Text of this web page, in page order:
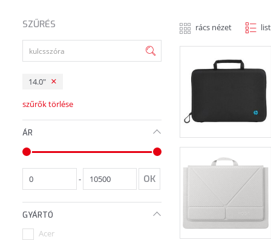
SZŰRÉS
14.0"
szűrők törlése
ÁR
-
GYÁRTÓ
Acer
rács nézet